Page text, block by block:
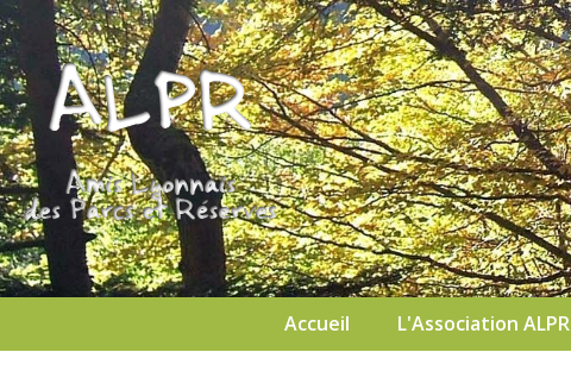
Accueil L'Association ALPR